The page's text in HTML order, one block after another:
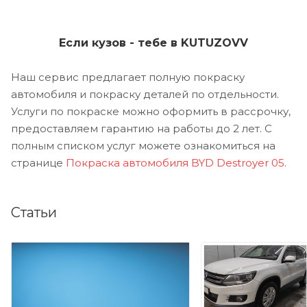
Если кузов - тебе в KUTUZOVV
Наш сервис предлагает полную покраску
автомобиля и покраску деталей по отдельности.
Услуги по покраске можно оформить в рассрочку,
предоставляем гарантию на работы до 2 лет. С
полным списком услуг можете ознакомиться на
странице Покраска автомобиля BYD Destroyer 05.
Статьи